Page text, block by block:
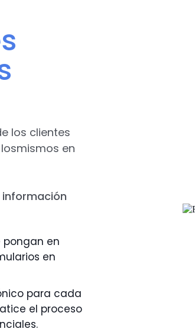
los clientes
en
pongan en
en
para cada
el proceso